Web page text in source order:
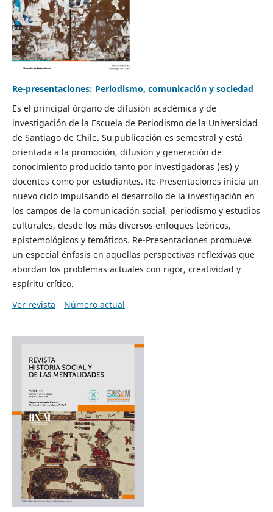
Re-presentaciones: Periodismo, comunicación y sociedad
Es el principal órgano de difusión académica y de
investigación de la Escuela de Periodismo de la Universidad
de Santiago de Chile. Su publicación es semestral y está
orientada a la promoción, difusión y generación de
conocimiento producido tanto por investigadoras (es) y
docentes como por estudiantes. Re-Presentaciones inicia un
nuevo ciclo impulsando el desarrollo de la investigación en
los campos de la comunicación social, periodismo y estudios
culturales, desde los más diversos enfoques teóricos,
epistemológicos y temáticos. Re-Presentaciones promueve
un especial énfasis en aquellas perspectivas reflexivas que
abordan los problemas actuales con rigor, creatividad y
espíritu crítico.
Ver revista
Número actual